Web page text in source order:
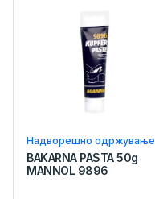
Надворешно одржување
BAKARNA PASTA 50g
MANNOL 9896